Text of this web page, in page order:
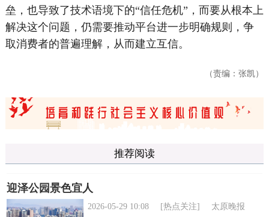
垒，也导致了技术语境下的“信任危机”，而要从根本上
解决这个问题，仍需要推动平台进一步明确规则，争
取消费者的普遍理解，从而建立互信。
（责编：张凯）
推荐阅读
迎泽公园景色宜人
2026-05-29 10:08 [热点关注] 太原晚报